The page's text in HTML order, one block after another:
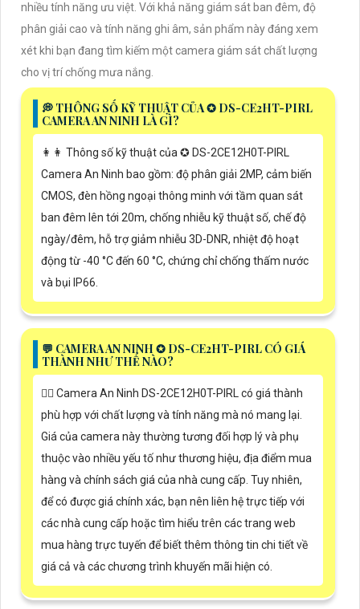
nhiều tính năng ưu việt. Với khả năng giám sát ban đêm, độ
phân giải cao và tính năng ghi âm, sản phẩm này đáng xem
xét khi bạn đang tìm kiếm một camera giám sát chất lượng
cho vị trí chống mưa nắng.
️💭 THÔNG SỐ KỸ THUẬT CỦA ✪ DS-CE2HT-PIRL
CAMERA AN NINH LÀ GÌ?
️👩‍👩 Thông số kỹ thuật của ✪ DS-2CE12H0T-PIRL
Camera An Ninh bao gồm: độ phân giải 2MP, cảm biến
CMOS, đèn hồng ngoại thông minh với tầm quan sát
ban đêm lên tới 20m, chống nhiễu kỹ thuật số, chế độ
ngày/đêm, hỗ trợ giảm nhiễu 3D-DNR, nhiệt độ hoạt
động từ -40 °C đến 60 °C, chứng chỉ chống thấm nước
và bụi IP66.
️💬 CAMERA AN NINH ✪ DS-CE2HT-PIRL CÓ GIÁ
THÀNH NHƯ THẾ NÀO?
❤️‍💋‍ Camera An Ninh DS-2CE12H0T-PIRL có giá thành
phù hợp với chất lượng và tính năng mà nó mang lại.
Giá của camera này thường tương đối hợp lý và phụ
thuộc vào nhiều yếu tố như thương hiệu, địa điểm mua
hàng và chính sách giá của nhà cung cấp. Tuy nhiên,
để có được giá chính xác, bạn nên liên hệ trực tiếp với
các nhà cung cấp hoặc tìm hiểu trên các trang web
mua hàng trực tuyến để biết thêm thông tin chi tiết về
giá cả và các chương trình khuyến mãi hiện có.